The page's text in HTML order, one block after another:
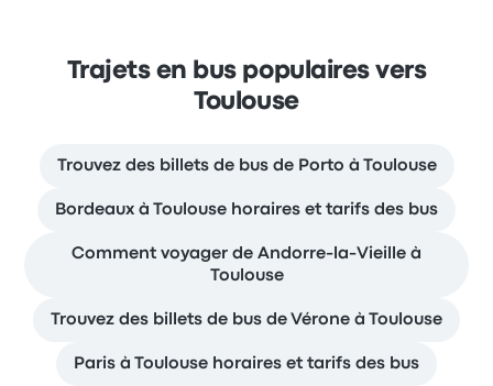
Trajets en bus populaires vers
Toulouse
Trouvez des billets de bus de Porto à Toulouse
Bordeaux à Toulouse horaires et tarifs des bus
Comment voyager de Andorre-la-Vieille à
Toulouse
Trouvez des billets de bus de Vérone à Toulouse
Paris à Toulouse horaires et tarifs des bus